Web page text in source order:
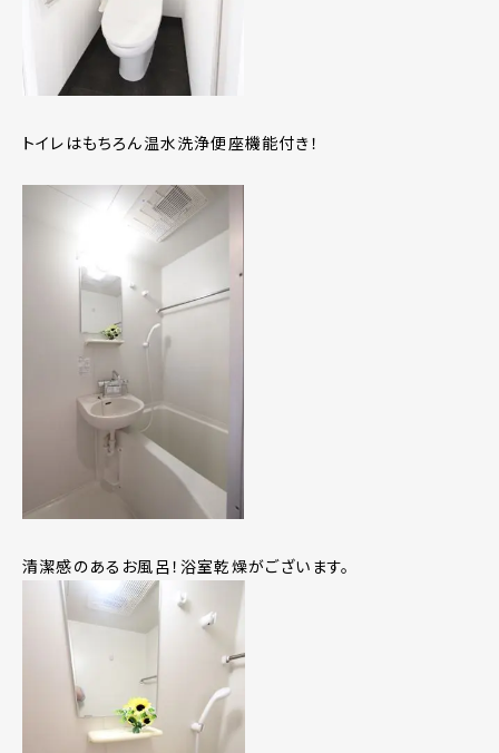
トイレはもちろん温水洗浄便座機能付き！
清潔感のあるお風呂！浴室乾燥がございます。